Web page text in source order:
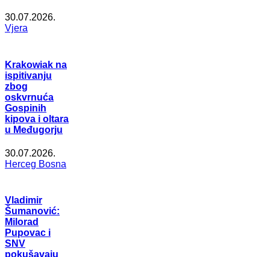
30.07.2026.
Vjera
Krakowiak na
ispitivanju
zbog
oskvrnuća
Gospinih
kipova i oltara
u Međugorju
30.07.2026.
Herceg Bosna
Vladimir
Šumanović:
Milorad
Pupovac i
SNV
pokušavaju